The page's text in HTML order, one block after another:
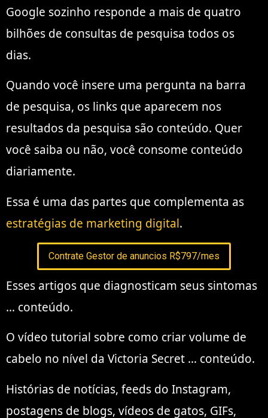
Google sozinho responde a mais de quatro
bilhões de consultas de pesquisa todos os
dias.
Quando você insere uma pergunta na barra
de pesquisa, os links que aparecem nos
resultados da pesquisa são conteúdo. Quer
você saiba ou não, você consome conteúdo
diariamente.
Essa é uma das partes que complementa as
estratégias de marketing digital.
Contrate Gestor de anuncios R$797/mes
Esses artigos que diagnosticam seus sintomas
… conteúdo.
O vídeo tutorial sobre como criar volume de
cabelo no nível da Victoria Secret … conteúdo.
Histórias de notícias, feeds do Instagram,
postagens de blogs, vídeos de gatos, GIFs,